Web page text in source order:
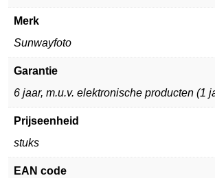
Merk
Sunwayfoto
Garantie
6 jaar, m.u.v. elektronische producten (1
Prijseenheid
stuks
EAN code